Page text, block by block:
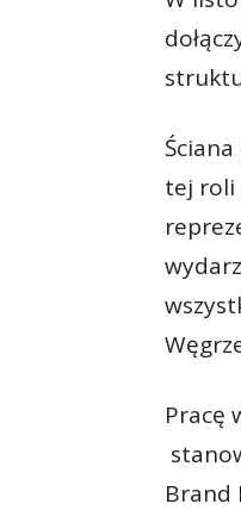
tej roli
Pracę
Brand